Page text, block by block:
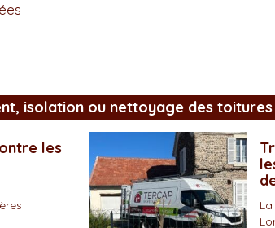
isolation ou nettoyage des
les